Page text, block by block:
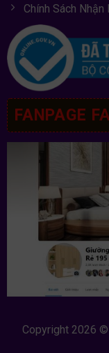
Chính Sách Nhận
FANPAGE
Copyright 2026 ©